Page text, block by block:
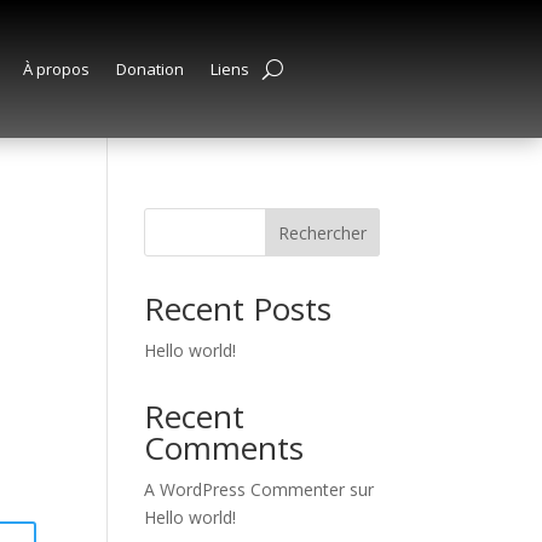
À propos Donation Liens
Rechercher
Recent Posts
Hello world!
Recent
Comments
A WordPress Commenter sur
Hello world!